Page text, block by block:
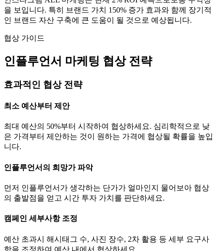
을 보입니다. 특히 브랜드 가치
150% 증가 효과와 함께 장기적
인 브랜드 자산 구축에 큰 도움이 될 것으로 예상됩니다.
협상 가이드
인플루언서 마케팅 협상 전략
효과적인 협상 전략
최소 예산부터 제안
최대 예산의 50%부터 시작하여 협상하세요. 심리학적으로 낮
은 가격부터 제안하는 것이 원하는 가격에 협상될 확률을 높입
니다.
인플루언서의 희망가 파악
먼저 인플루언서가 생각하는 단가가 얼마인지 물어보아 협상
의 출발점을 얻고 시간 투자 가치를 판단하세요.
캠페인 세부사항 조정
예산 초과시 해시태그 수, 사진 장수, 2차 활용 등 세부 요구사
항을 조정하여 예산 내에서 협상하세요.